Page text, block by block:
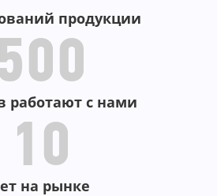
продукции
работают с нами
10
на рынке